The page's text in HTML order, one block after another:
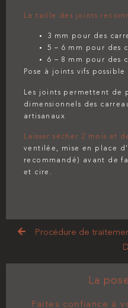
La taille des joints
3 mm pour des
5 – 6 mm pour des
6 – 8 mm pour des
Pose à joints vifs possible
Les joints permettent de
dimensionnels des
artisanaux
Laisser sécher 2 mois et
ventilée, mise en place
recommandé) avant de
et cire.
Procédure de
La
Faites confiance à